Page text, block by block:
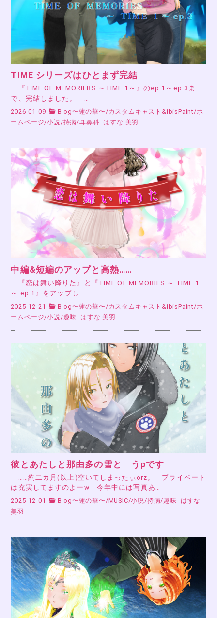
TIME シリーズはひとまず完結
『TIME OF MEMORIERS ～TIME 1～』のep.1～ep.3ま
で、完結しました。 …
2026-01-09 Blog〜蓮の華〜/カスタムキャスト&ibisPaint/ホ
ームページ/小説/持病/耳鼻科 はすな 美羽
中編&短編のアップと高熱……
『恋は舞い降りた』と『TIME OF MEMORIES ～ TIME 1
～ ep.1』をアップし…
2025-12-21 Blog〜蓮の華〜 /カスタムキャスト&ibisPaint/ホ
ームページ/小説 /趣味 はすな 美羽
彼とあたしと那由多の雪と うpです
……約二カ月(以上)空いてしまったぃorz。 プライベート
は充実してますのよーw 今年中には写真あ…
2025-12-01 Blog〜蓮の華〜/MUSIC/小説/持病/趣味
はすな
美羽